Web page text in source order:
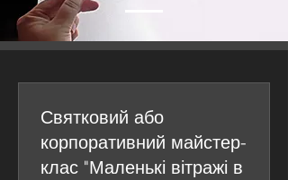
Святковий або
корпоративний майстер-
клас "Маленькі вітражі в